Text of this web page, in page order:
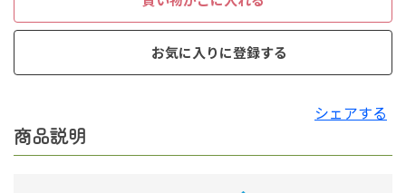
お気に入りに登録する
シェアする
商品説明